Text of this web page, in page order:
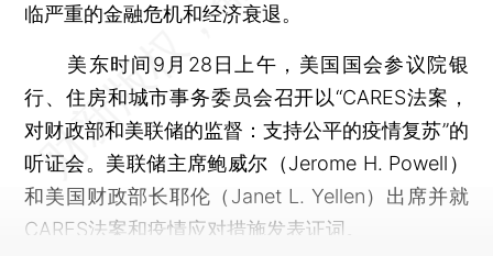
临严重的金融危机和经济衰退。
美东时间9月28日上午，美国国会参议院银
行、住房和城市事务委员会召开以“CARES法案，
对财政部和美联储的监督：支持公平的疫情复苏”的
听证会。美联储主席鲍威尔（Jerome H. Powell）
和美国财政部长耶伦（Janet L. Yellen）出席并就
CARES法案和疫情应对措施发表证词。